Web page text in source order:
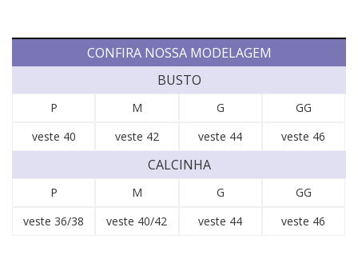
CONFIRA NOSSA MODELAGEM
BUSTO
P M G
GG
veste 40
veste 42 veste 44 veste 46
CALCINHA
P M G
GG
veste 36/38
veste 40/42 veste 44 veste 46